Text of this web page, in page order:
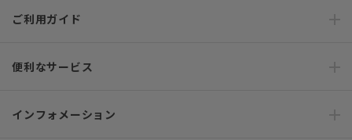
ご利用ガイド
便利なサービス
インフォメーション